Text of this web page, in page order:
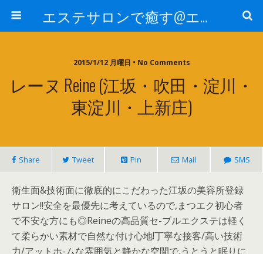
エステサロンで癒す@エステ～全国エステ情報
2015/1/12 月曜日 • No Comments
レーヌ Reine (江坂・吹田・淀川・
東淀川・上新庄)
Share Tweet Pin Mail SMS
衛生面&技術面に徹底的にこだわった江坂の美容所登録
サロン!!安全を最優先に考えているので,まつエク初心者
で不安な方にも◎Reineの高品質セ-ブルエクステは軽く
て柔らかい素材で自然な付け心地!丁寧な接客/高い技術
力/アットホ-ムな雰囲気と静かな空間で,うとうと眠りに